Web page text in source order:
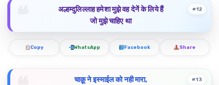
अल्हम्दुलिल्लाह हमेशा मुझ़े वह देनें के लिये हैं
जो मुझ़े चाहिए था
#12
Copy WhatsApp Facebook Share
चाक़ू ने इस्माईल को नही मारा,
#13